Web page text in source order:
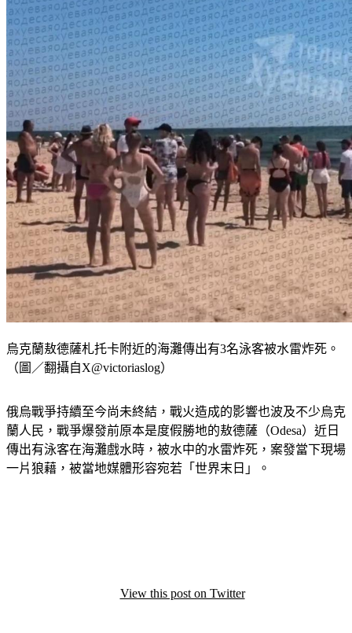
烏克蘭敖德薩札托卡附近的海灘傳出有3名泳客被水雷炸死。
（圖／翻攝自X@victoriaslog）
俄烏戰爭持續至今尚未終結，戰火造成的影響也波及不少烏克
蘭人民，戰爭爆發前原本是度假勝地的敖德薩（Odesa）近日
傳出有泳客在海灘戲水時，被水中的水雷炸死，案發當下現場
一片狼藉，被當地媒體形容宛若「世界末日」。
View this post on Twitter